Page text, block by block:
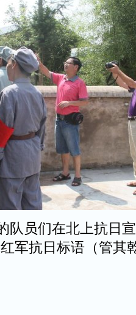
队员们在北上抗日
军抗日标语（管其